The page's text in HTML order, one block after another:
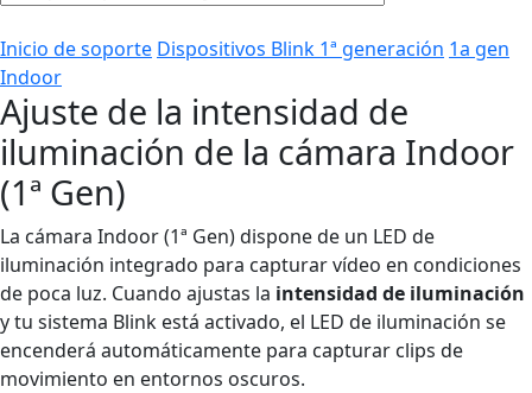
Inicio de soporte Dispositivos Blink 1ª generación 1a gen
Indoor
Ajuste de la intensidad de
iluminación de la cámara Indoor
(1ª Gen)
La cámara Indoor (1ª Gen) dispone de un LED de
iluminación integrado para capturar vídeo en condiciones
de poca luz. Cuando ajustas la intensidad de iluminación
y tu sistema Blink está activado, el LED de iluminación se
encenderá automáticamente para capturar clips de
movimiento en entornos oscuros.